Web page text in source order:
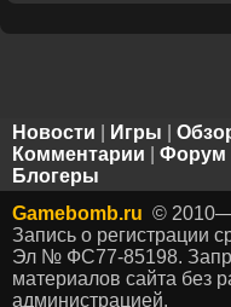
Новости Игры
Комментарии
Форум
Блогеры
Gamebomb.ru ©
Запись о регистрации
Эл № ФС77-85198.
материалов сайта без
администрацией.